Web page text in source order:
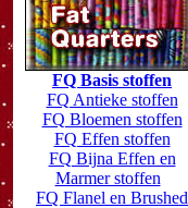
FQ Basis stoffen
FQ Antieke stoffen
FQ Bloemen stoffen
FQ Effen stoffen
FQ Bijna Effen en
Marmer stoffen
FQ Flanel en Brushed